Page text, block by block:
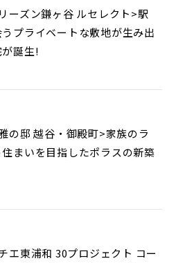
ーズン鎌ヶ谷 ルセレクト>駅
プライベートな敷地が生み出
誕生!
の邸 越谷・御殿町>家族のラ
まいを目指したポラスの新築
エ東浦和 30プロジェクト コー